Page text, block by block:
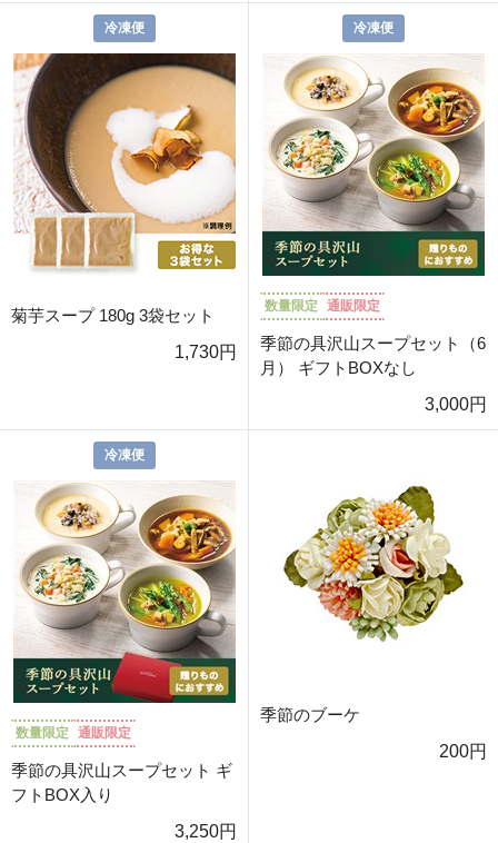
冷凍便
菊芋スープ 180g 3袋セット
1,730円
冷凍便
数量限定 通販限定
季節の具沢山スープセット（6
月） ギフトBOXなし
3,000円
冷凍便
数量限定 通販限定
季節の具沢山スープセット ギ
フトBOX入り
3,250円
季節のブーケ
200円